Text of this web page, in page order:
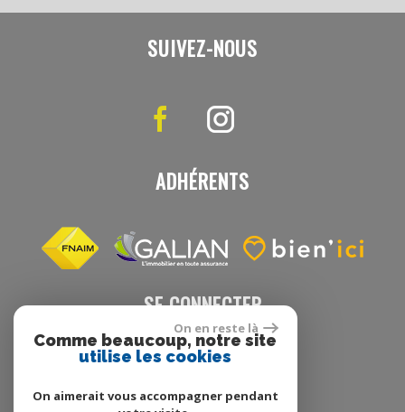
SUIVEZ-NOUS
ADHÉRENTS
SE CONNECTER
Espace propriétaire
On en reste là
Comme beaucoup, notre site
utilise les cookies
On aimerait vous accompagner pendant